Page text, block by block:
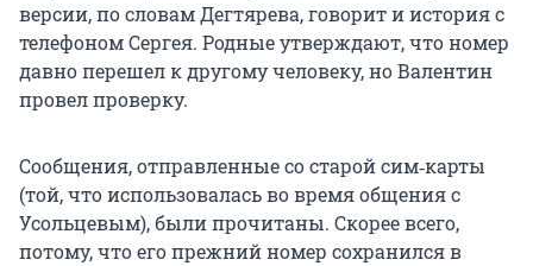
версии, по словам Дегтярева, говорит и история с
телефоном Сергея. Родные утверждают, что номер
давно перешел к другому человеку, но Валентин
провел проверку.
Сообщения, отправленные со старой сим‑карты
(той, что использовалась во время общения с
Усольцевым), были прочитаны. Скорее всего,
потому, что его прежний номер сохранился в